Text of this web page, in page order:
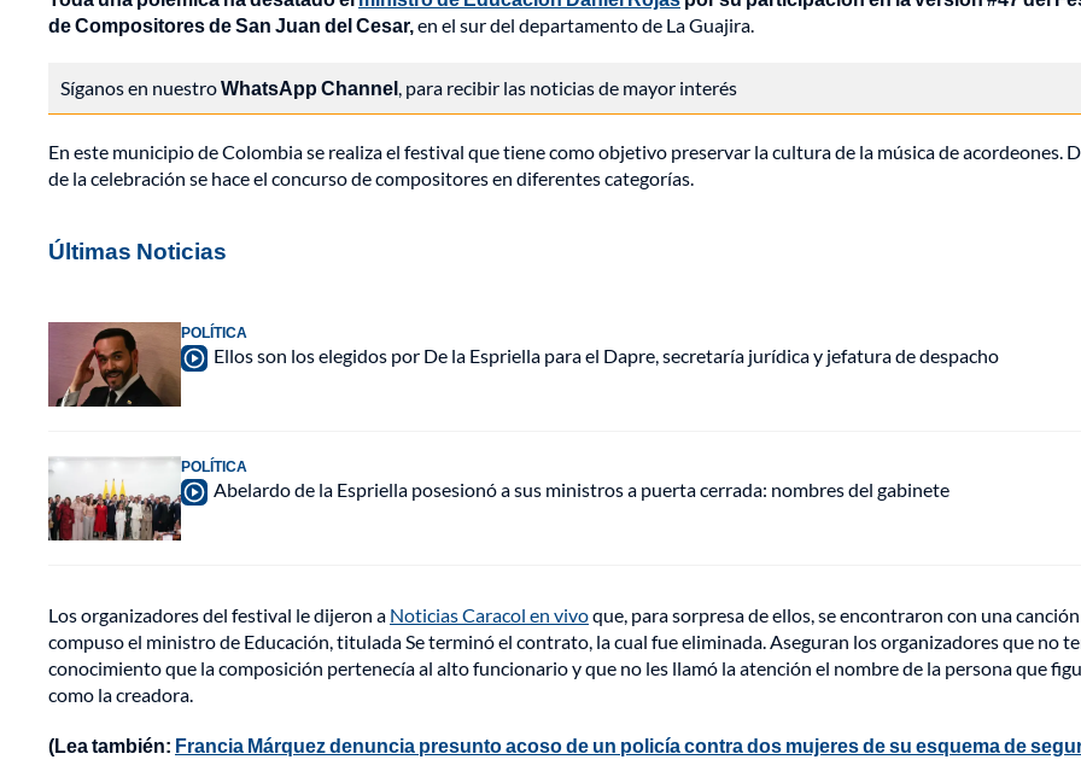
de Compositores de San Juan del Cesar,en el sur del departamento de La Guajira.
Síganos en nuestroWhatsApp Channel, para recibir las noticias de mayor interés
En este municipio de Colombia se realiza el festival que tiene como objetivo preservar la cultura de la música de acordeones.
de la celebración se hace el concurso de compositores en diferentes categorías.
Últimas Noticias
POLÍTICA
Ellos son los elegidos por De la Espriella para el Dapre, secretaría jurídica y jefatura de despacho
POLÍTICA
Abelardo de la Espriella posesionó a sus ministros a puerta cerrada: nombres del gabinete
Los organizadores del festival le dijeron a Noticias Caracol en vivoque, para sorpresa de ellos, se encontraron con una
compuso el ministro de Educación, titulada Se terminó el contrato, la cual fue eliminada. Aseguran los organizadores que no
conocimiento que la composición pertenecía al alto funcionario y que no les llamó la atención el nombre de la persona que
como la creadora.
(Lea también: Francia Márquez denuncia presunto acoso de un policía contra dos mujeres de su esquema de